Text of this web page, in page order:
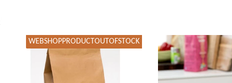
WEBSHOPPRODUCTOUTOFSTOCK